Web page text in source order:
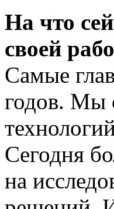
На что
своей
Самые
годов. Мы
Сегодня
на